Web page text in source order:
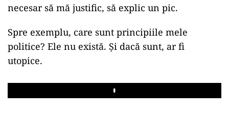
necesar să mă justific, să explic un pic.
Spre exemplu, care sunt principiile mele
politice? Ele nu există. Și dacă sunt, ar fi
utopice.
Play